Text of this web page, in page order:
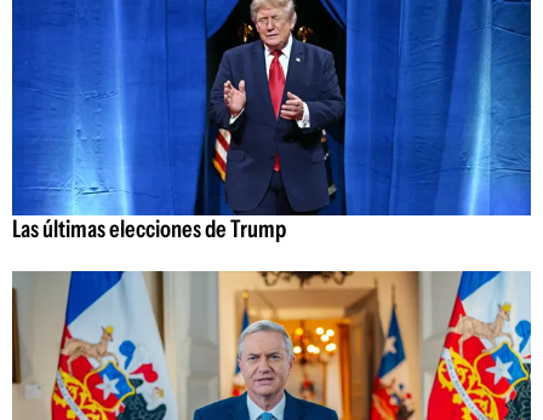
Las últimas elecciones de Trump